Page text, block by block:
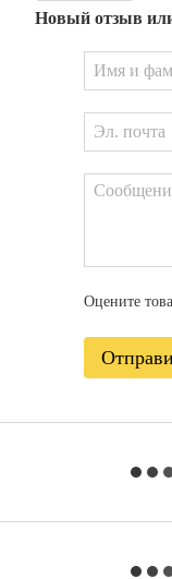
Новый отзыв
Оцените